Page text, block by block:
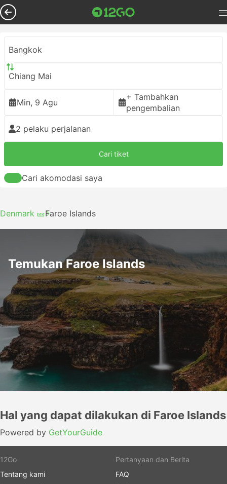
Bangkok
Chiang Mai
Min, 9 Agu
+ Tambahkan
pengembalian
2 pelaku perjalanan
Cari tiket
Cari akomodasi saya
Denmark 🎫Faroe Islands
Temukan Faroe Islands
Hal yang dapat dilakukan di Faroe Islands
Powered by GetYourGuide
12Go
Tentang kami
Pertanyaan dan Berita
FAQ